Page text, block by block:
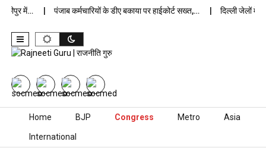
में… पंजाब कर्मचारियों के डीए बकाया पर हाईकोर्ट सख्त,… दिल्ली जेलों में
Skip to content
Home BJP Congress Metro Asia
International